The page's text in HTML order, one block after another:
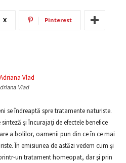
X Pinterest
Vlad
se îndreaptă spre tratamente naturiste.
şi încurajaţi de efectele benefice
a bolilor, oamenii pun din ce în ce mai
În emisiunea de astăzi vedem cum şi
un tratament homeopat, dar şi prin